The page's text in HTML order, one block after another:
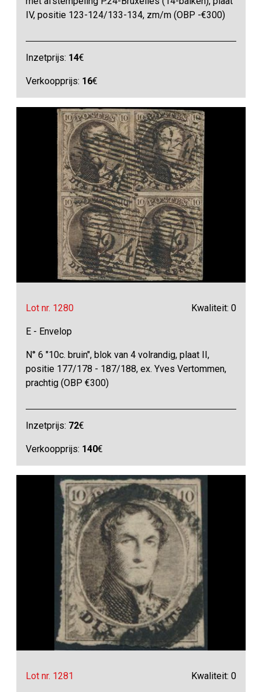
IV, positie 123-124/133-134, zm/m (OBP -€300)
Inzetprijs: 14€
Verkoopprijs: 16€
Lot nr. 1280 Kwaliteit: 0
E - Envelop
N° 6 "10c. bruin", blok van 4 volrandig, plaat II,
positie 177/178 - 187/188, ex. Yves Vertommen,
prachtig (OBP €300)
Inzetprijs: 72€
Verkoopprijs: 140€
Lot nr. 1281 Kwaliteit: 0